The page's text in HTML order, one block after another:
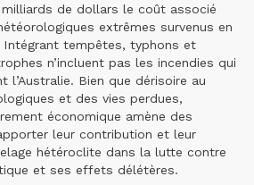
milliards de dollars le coût associé
extrêmes survenus en
Intégrant tempêtes, typhons et
n’incluent pas les incendies qui
l’Australie. Bien que dérisoire au
et des vies perdues,
économique amène des
leur contribution et leur
hétéroclite dans la lutte contre
et ses effets délétères.